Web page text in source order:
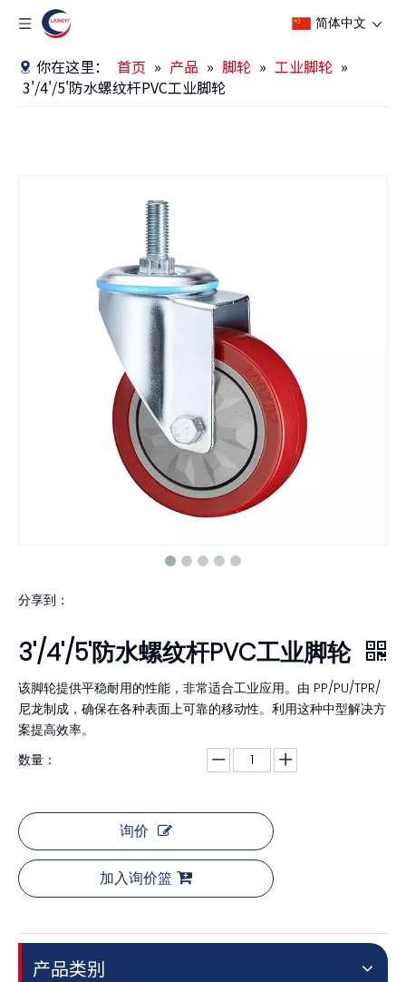
简体中文
你在这里： 首页 » 产品 » 脚轮 » 工业脚轮 »
3'/4'/5'防水螺纹杆PVC工业脚轮
分享到：
3'/4'/5'防水螺纹杆PVC工业脚轮
该脚轮提供平稳耐用的性能，非常适合工业应用。由 PP/PU/TPR/
尼龙制成，确保在各种表面上可靠的移动性。利用这种中型解决方
案提高效率。
数量：
询价
加入询价篮
产品类别